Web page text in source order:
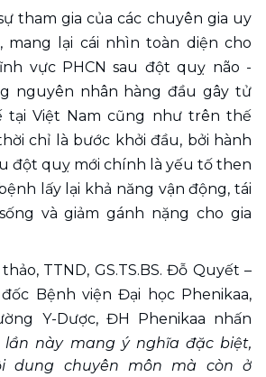
tham gia của các chuyên gia uy
lại cái nhìn toàn diện cho
vực PHCN sau đột quỵ não -
nguyên nhân hàng đầu gây tử
tại Việt Nam cũng như trên thế
chỉ là bước khởi đầu, bởi hành
đột quỵ mới chính là yếu tố then
lấy lại khả năng vận động, tái
và giảm gánh nặng cho gia
TTND, GS.TS.BS. Đỗ Quyết –
Bệnh viện Đại học Phenikaa,
Y-Dược, ĐH Phenikaa nhấn
lần này mang ý nghĩa đặc biệt,
dung chuyên môn mà còn ở